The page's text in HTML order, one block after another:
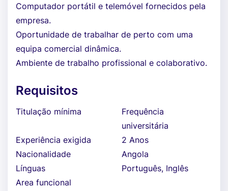
Computador portátil e telemóvel fornecidos pela
empresa.
Oportunidade de trabalhar de perto com uma
equipa comercial dinâmica.
Ambiente de trabalho profissional e colaborativo.
Requisitos
Titulação mínima
Frequência
universitária
Experiência exigida
2 Anos
Nacionalidade
Angola
Línguas
Português, Inglês
Area funcional